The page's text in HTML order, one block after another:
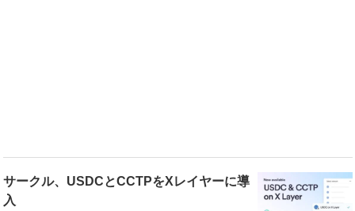
サークル、USDCとCCTPをXレイヤーに導
入